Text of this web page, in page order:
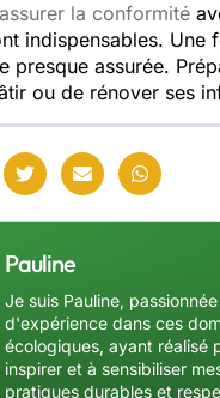
la conformité
indispensables.
presque assurée.
ou de rénover ses
Pauline
Je suis Pauline,
d'expérience dans ces
écologiques, ayant réalisé
inspirer et à sensibiliser
pratiques durables et